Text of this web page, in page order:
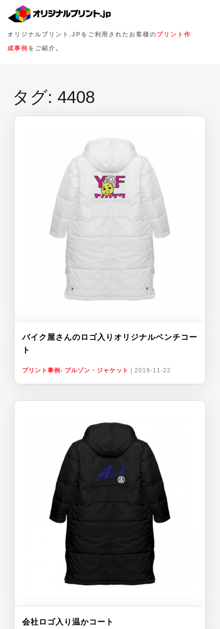
オリジナルプリント.JPをご利用されたお客様の プリント作
成事例 をご紹介。
タグ: 4408
バイク屋さんのロゴ入りオリジナルベンチコー
ト
プリント事例- ブルゾン・ジャケット 2019-11-22
会社ロゴ入り温かコート